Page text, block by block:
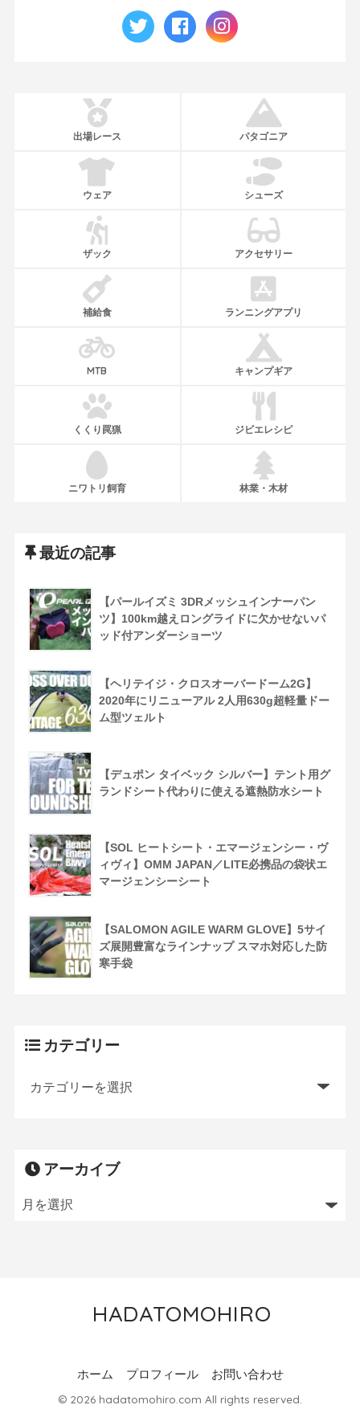
出場レース パタゴニア
ウェア シューズ
ザック アクセサリー
補給食 ランニングアプリ
MTB キャンプギア
くくり罠猟 ジビエレシピ
ニワトリ飼育 林業・木材
最近の記事
【パールイズミ 3DRメッシュインナーパン
ツ】100km越えロングライドに欠かせないパ
ッド付アンダーショーツ
【ヘリテイジ・クロスオーバードーム2G】
2020年にリニューアル 2人用630g超軽量ドー
ム型ツェルト
【デュポン タイベック シルバー】テント用グ
ランドシート代わりに使える遮熱防水シート
【SOL ヒートシート・エマージェンシー・ヴ
ィヴィ】OMM JAPAN／LITE必携品の袋状エ
マージェンシーシート
【SALOMON AGILE WARM GLOVE】5サイ
ズ展開豊富なラインナップ スマホ対応した防
寒手袋
カテゴリー
アーカイブ
HADATOMOHIRO
ホーム プロフィール お問い合わせ
© 2026 hadatomohiro.com All rights reserved.